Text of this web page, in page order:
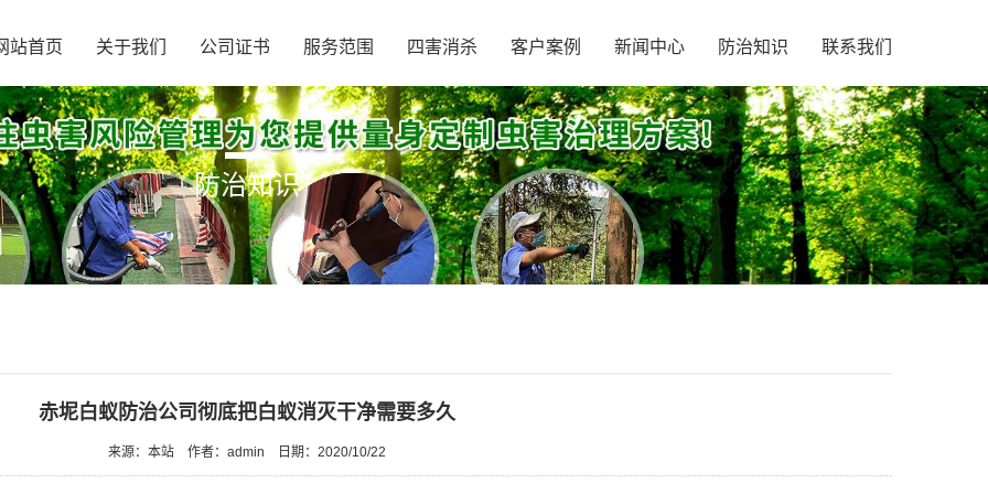
站首页 关于我们 公司证书 服务范围 四害消杀 客户案例 新闻中心 防治知识 联系我们
防治知识
赤坭白蚁防治公司彻底把白蚁消灭干净需要多久
来源：本站 作者：admin 日期：2020/10/22